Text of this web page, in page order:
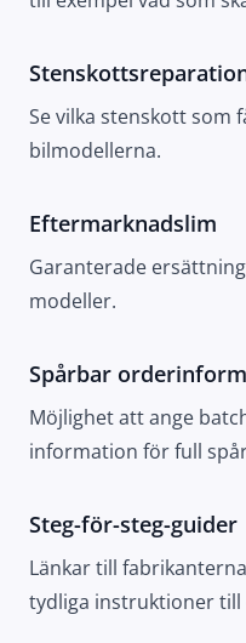
Se vilka stenskott som
bilmodellerna.
Eftermarknadslim
Garanterade
modeller.
Spårbar
Möjlighet att ange
information för full
Steg-för-steg-guider
Länkar till
tydliga instruktioner till